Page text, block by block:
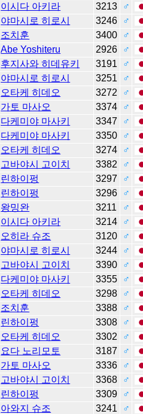
이시다 아키라 3213
♂
야마시로 히로시 3246
♂
조치훈 3400
♂
Abe Yoshiteru 2926
♂
후지사와 히데유키 3191
♂
야마시로 히로시 3251
♂
오타케 히데오 3272
♂
가토 마사오 3374
♂
다케미야 마사키 3347
♂
다케미야 마사키 3350
♂
오타케 히데오 3274
♂
고바야시 고이치 3382
♂
린하이펑 3297
♂
린하이펑 3296
♂
왕밍완 3211
♂
이시다 아키라 3214
♂
오히라 슈조 3120
♂
야마시로 히로시 3244
♂
고바야시 고이치 3390
♂
다케미야 마사키 3355
♂
오타케 히데오 3298
♂
조치훈 3388
♂
린하이펑 3308
♂
오타케 히데오 3302
♂
요다 노리모토 3187
♂
가토 마사오 3336
♂
고바야시 고이치 3368
♂
린하이펑 3309
♂
아와지 슈조 3241
♂